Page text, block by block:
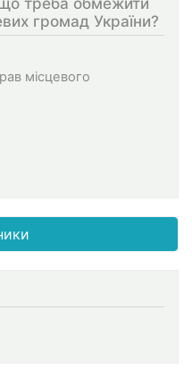
громад України?
місцевого